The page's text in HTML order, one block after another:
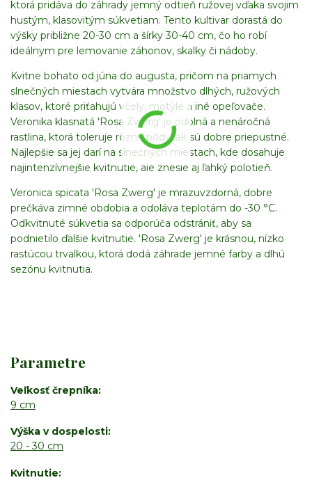
ktorá pridáva do záhrady jemný odtieň ružovej vďaka svojim
hustým, klasovitým súkvetiam. Tento kultivar dorastá do
výšky približne 20-30 cm a šírky 30-40 cm, čo ho robí
ideálnym pre lemovanie záhonov, skalky či nádoby.
Kvitne bohato od júna do augusta, pričom na priamych
slnečných miestach vytvára množstvo dlhých, ružových
klasov, ktoré priťahujú včely, motýle a iné opeľovače.
Veronika klasnatá 'Rosa Zwerg' je odolná a nenáročná
rastlina, ktorá toleruje rôzne pôdy, ak sú dobre priepustné.
Najlepšie sa jej darí na slnečných miestach, kde dosahuje
najintenzívnejšie kvitnutie, ale znesie aj ľahký polotieň.
Veronica spicata 'Rosa Zwerg' je mrazuvzdorná, dobre
prečkáva zimné obdobia a odoláva teplotám do -30 °C.
Odkvitnuté súkvetia sa odporúča odstrániť, aby sa
podnietilo ďalšie kvitnutie. 'Rosa Zwerg' je krásnou, nízko
rastúcou trvalkou, ktorá dodá záhrade jemné farby a dlhú
sezónu kvitnutia.
Parametre
Veľkosť črepníka
9 cm
Výška v dospelosti
20 - 30 cm
Kvitnutie